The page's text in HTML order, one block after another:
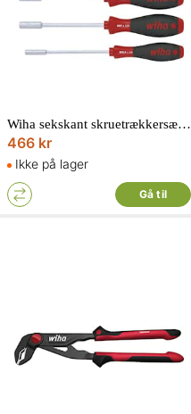
Wiha sekskant skruetrækkersæt med SoftFinish 5 dele
466 kr
Ikke på lager
Gå til